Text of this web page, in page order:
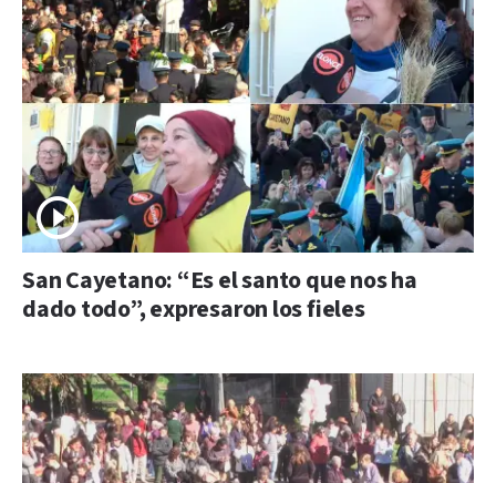
San Cayetano: “Es el santo que nos ha
dado todo”, expresaron los fieles